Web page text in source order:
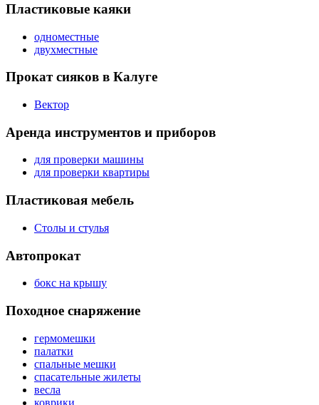
Пластиковые каяки
одноместные
двухместные
Прокат сияков в Калуге
Вектор
Аренда инструментов и приборов
для проверки машины
для проверки квартиры
Пластиковая мебель
Столы и стулья
Автопрокат
бокс на крышу
Походное снаряжение
гермомешки
палатки
спальные мешки
спасательные жилеты
весла
коврики